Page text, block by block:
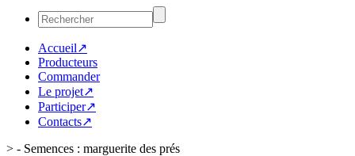
Accueil↗
Producteurs
Commander
Le projet↗
Participer↗
Contacts↗
> - Semences : marguerite des prés